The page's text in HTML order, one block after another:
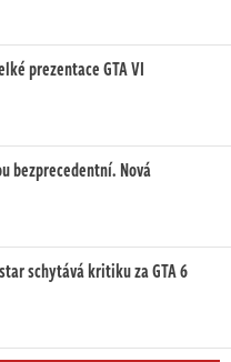
prezentace GTA VI
bezprecedentní. Nová
schytává kritiku za GTA 6